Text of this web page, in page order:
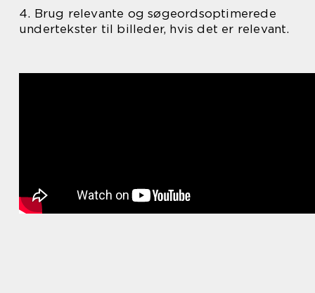
4. Brug relevante og søgeordsoptimerede
undertekster til billeder, hvis det er relevant.